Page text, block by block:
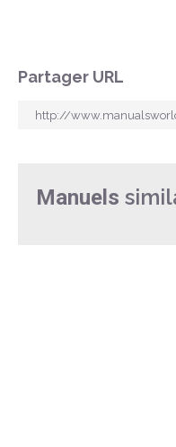
Partager URL
Manuels